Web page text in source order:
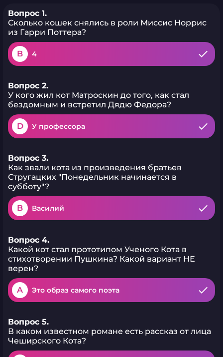
Вопрос 1.
Сколько кошек снялись в роли Миссис Норрис
из Гарри Поттера?
B 4
Вопрос 2.
У кого жил кот Матроскин до того, как стал
бездомным и встретил Дядю Федора?
D У профессора
Вопрос 3.
Как звали кота из произведения братьев
Стругацких "Понедельник начинается в
субботу"?
B Василий
Вопрос 4.
Какой кот стал прототипом Ученого Кота в
стихотворении Пушкина? Какой вариант НЕ
верен?
A Это образ самого поэта
Вопрос 5.
В каком известном романе есть рассказ от лица
Чеширского Кота?